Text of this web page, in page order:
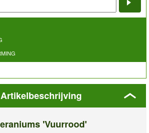
Artikelbeschrijving
'Vuurrood'